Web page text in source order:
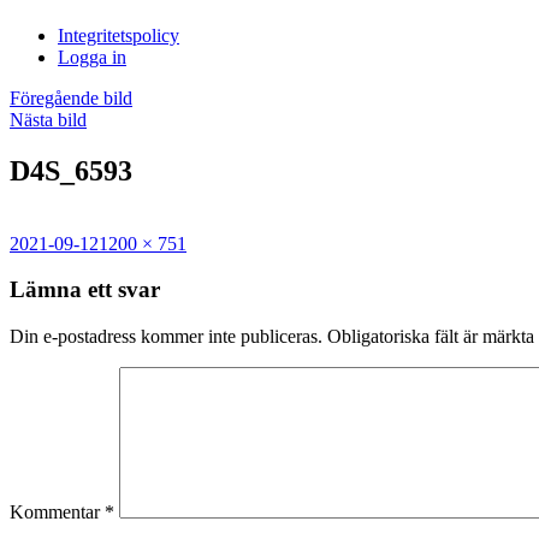
Sandasjön
Integritetspolicy
Logga in
Föregående bild
Nästa bild
D4S_6593
Postat
2021-09-12Full
1200 × 751
Lämna ett svar
Din e-postadress kommer inte publiceras. Obligatoriska fält är märkta
Kommentar *